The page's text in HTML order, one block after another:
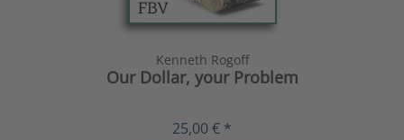
Kenneth Rogoff
Our Dollar, your Problem
25,00 € *